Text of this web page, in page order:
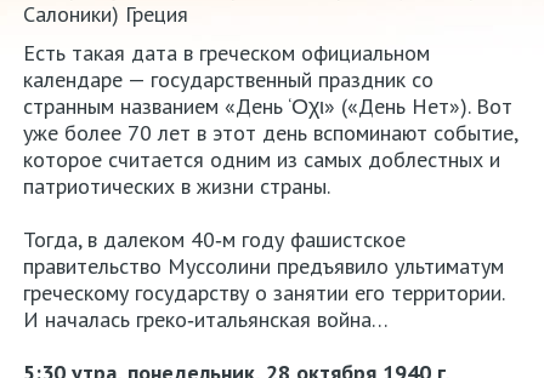
Аттика
Салоники
Крит
Есть такая дата в греческом официальном
календаре — государственный праздник со
странным названием «День ‘Οχι» («День Нет»). Вот
уже более 70 лет в этот день вспоминают событие,
которое считается одним из самых доблестных и
патриотических в жизни страны.
Тогда, в далеком 40‑м году фашистское
правительство Муссолини предъявило ультиматум
греческому государству о занятии его территории.
И началась греко‑итальянская война…